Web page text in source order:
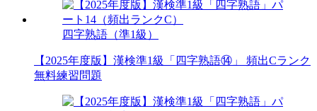
四字熟語（準1級）
【2025年度版】漢検準1級「四字熟語⑭」 頻出Cランク
無料練習問題